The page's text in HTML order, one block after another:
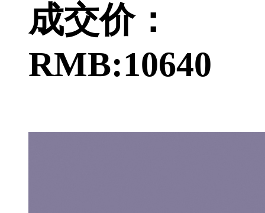
成交价：
RMB:10640